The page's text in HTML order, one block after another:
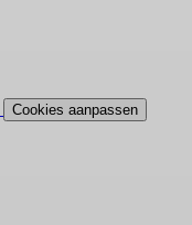
Cookies aanpassen